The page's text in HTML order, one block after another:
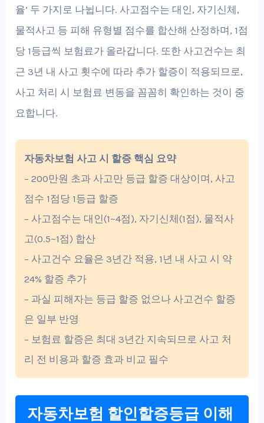
율’ 두 가지로 나뉩니다. 사고점수는 대인, 자기신체,
물적사고 등 피해 유형별 점수를 합산해 산정하며, 1점
당 1등급씩 보험료가 올라갑니다. 또한 사고건수는 최
근 3년 내 사고 횟수에 따라 추가 할증이 적용되므로,
사고 처리 시 보험료 변동을 꼼꼼히 확인하는 것이 중
요합니다.
자동차보험 사고 시 할증 핵심 요약
– 200만원 초과 사고만 등급 할증 대상이며, 사고
점수 1점당 1등급 할증
– 사고점수는 대인(1~4점), 자기신체(1점), 물적사
고(0.5~1점) 합산
– 사고건수 요율은 3년간 적용, 1년 내 사고 시 약
24% 할증 추가
– 과실 피해자는 등급 할증 없으나 사고건수 할증
은 일부 반영
– 보험료 할증은 최대 3년간 지속되므로 사고 처
리 전 비용과 할증 효과 비교 필수
자동차보험 할인할증등급 이해